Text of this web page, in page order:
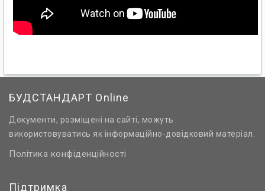
БУДСТАНДАРТ Online
Документи, розміщені на сайті, можуть
використовуватись як інформаційно-довідковий матеріал.
Політика конфіденційності
Підтримка